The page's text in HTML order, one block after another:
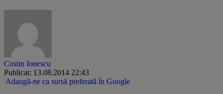
Costin Ionescu
Publicat: 13.08.2014 22:43
Adaugă-ne ca sursă preferată în Google